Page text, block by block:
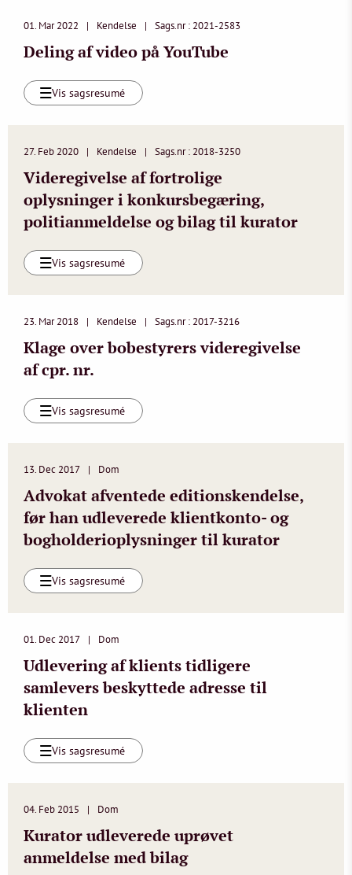
01. Mar 2022 Kendelse Sags.nr : 2021-2583
Deling af video på YouTube
Vis sagsresumé
27. Feb 2020 Kendelse Sags.nr : 2018-3250
Videregivelse af fortrolige
oplysninger i konkursbegæring,
politianmeldelse og bilag til kurator
Vis sagsresumé
23. Mar 2018 Kendelse Sags.nr : 2017-3216
Klage over bobestyrers videregivelse
af cpr. nr.
Vis sagsresumé
13. Dec 2017 Dom
Advokat afventede editionskendelse,
før han udleverede klientkonto- og
bogholderioplysninger til kurator
Vis sagsresumé
01. Dec 2017 Dom
Udlevering af klients tidligere
samlevers beskyttede adresse til
klienten
Vis sagsresumé
04. Feb 2015 Dom
Kurator udleverede uprøvet
anmeldelse med bilag